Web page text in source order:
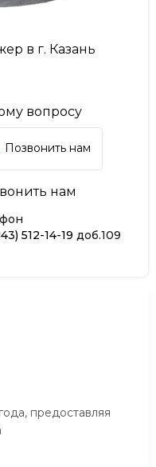
в г. Казань
вопросу
Позвонить нам
нам
512-14-19 доб.109
предоставляя